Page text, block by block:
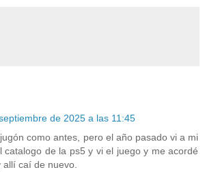
de 2025 a las 11:45
como antes, pero el año pasado vi a mi
catalogo de la ps5 y vi el juego y me acordé
allí caí de nuevo.